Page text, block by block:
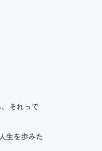
それって
生を歩みた